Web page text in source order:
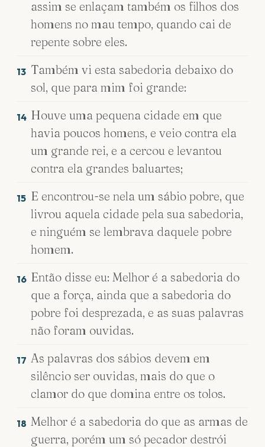
assim se enlaçam também os filhos dos
homens no mau tempo, quando cai de
repente sobre eles.
13 Também vi esta sabedoria debaixo do
sol, que para mim foi grande:
14 Houve uma pequena cidade em que
havia poucos homens, e veio contra ela
um grande rei, e a cercou e levantou
contra ela grandes baluartes;
15 E encontrou-se nela um sábio pobre, que
livrou aquela cidade pela sua sabedoria,
e ninguém se lembrava daquele pobre
homem.
16 Então disse eu: Melhor é a sabedoria do
que a força, ainda que a sabedoria do
pobre foi desprezada, e as suas palavras
não foram ouvidas.
17 As palavras dos sábios devem em
silêncio ser ouvidas, mais do que o
clamor do que domina entre os tolos.
18 Melhor é a sabedoria do que as armas de
guerra, porém um só pecador destrói